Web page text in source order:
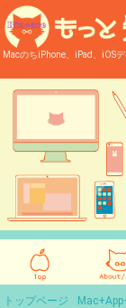
MacのちiPhone、iPad、iOS
トップページ